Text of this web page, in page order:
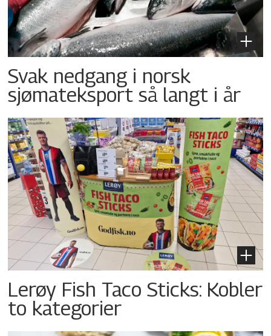
Svak nedgang i norsk
sjømateksport så langt i år
Lerøy Fish Taco Sticks: Kobler
to kategorier